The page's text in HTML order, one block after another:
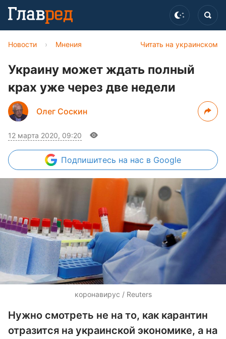
Читать на украинском
Новости › Мнения
Украину может ждать полный
крах уже через две недели
Олег Соскин
12 марта 2020, 09:20
Подпишитесь на нас в Google
коронавирус / Reuters
Нужно смотреть не на то, как карантин
отразится на украинской экономике, а на